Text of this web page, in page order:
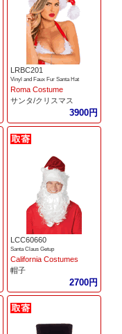
LRBC201
Vinyl and Faux Fur Santa Hat
Roma Costume
サンタ/クリスマス
3900円
LCC60660
Santa Claus Getup
California Costumes
帽子
2700円